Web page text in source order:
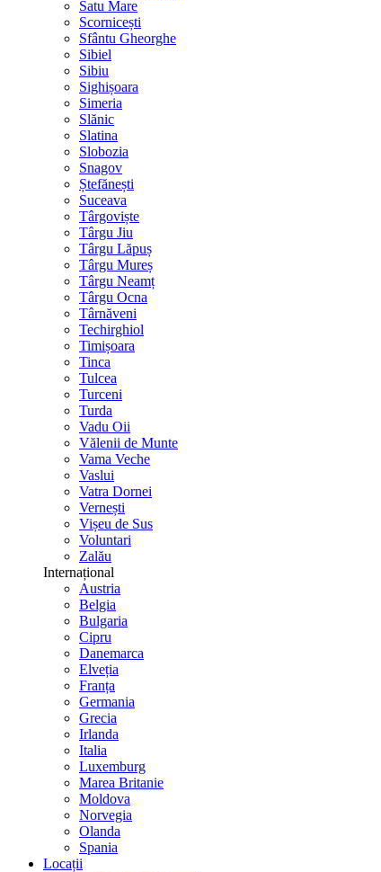
Satu Mare
Scornicești
Sfântu Gheorghe
Sibiel
Sibiu
Sighișoara
Simeria
Slănic
Slatina
Slobozia
Snagov
Ștefănești
Suceava
Târgoviște
Târgu Jiu
Târgu Lăpuș
Târgu Mureș
Târgu Neamț
Târgu Ocna
Târnăveni
Techirghiol
Timișoara
Tinca
Tulcea
Turceni
Turda
Vadu Oii
Vălenii de Munte
Vama Veche
Vaslui
Vatra Dornei
Vernești
Vișeu de Sus
Voluntari
Zalău
Internațional
Austria
Belgia
Bulgaria
Cipru
Danemarca
Elveția
Franța
Germania
Grecia
Irlanda
Italia
Luxemburg
Marea Britanie
Moldova
Norvegia
Olanda
Spania
Locații